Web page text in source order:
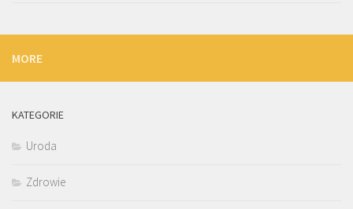
MORE
KATEGORIE
Uroda
Zdrowie